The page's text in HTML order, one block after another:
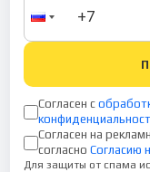
Согласен с
Согласен на
согласно Согласию
Для защиты от спама